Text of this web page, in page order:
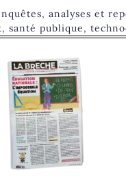
analyses et
santé publique,